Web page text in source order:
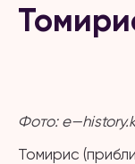
Фото: e—history.
Томирис